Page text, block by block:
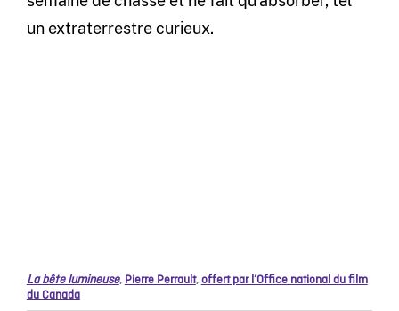
un extraterrestre curieux.
La bête lumineuse, Pierre Perrault,offert par l’Office national du film
du Canada